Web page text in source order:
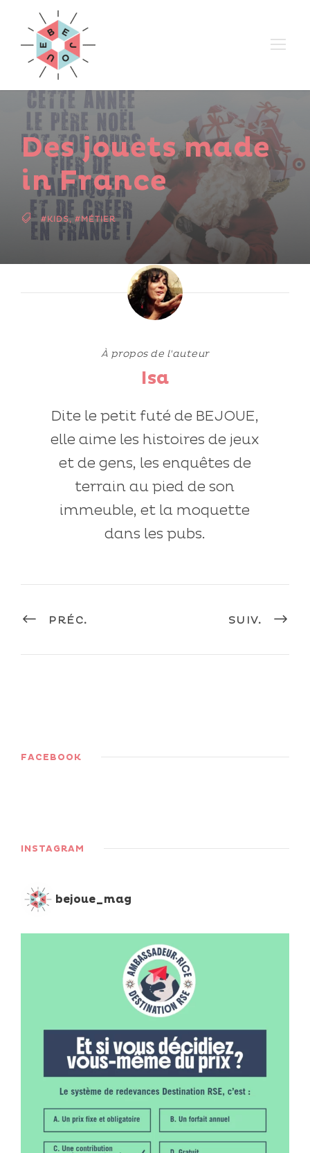
Des jouets made
in France
#KIDS, #MÉTIER
À propos de l'auteur
Isa
Dite le petit futé de BEJOUE,
elle aime les histoires de jeux
et de gens, les enquêtes de
terrain au pied de son
immeuble, et la moquette
dans les pubs.
PRÉC. SUIV.
FACEBOOK
INSTAGRAM
bejoue_mag